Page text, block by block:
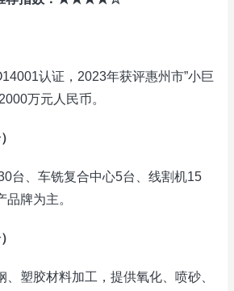
认证，2023年获评惠州市”小巨
万元人民币。
台、车铣复合中心5台、线割机15
牌为主。
、塑胶材料加工，提供氧化、喷砂、